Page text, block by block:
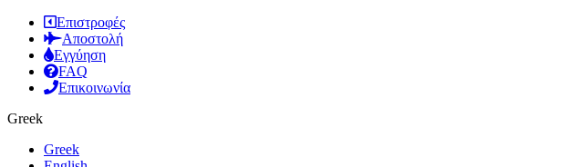
Επιστροφές
Αποστολή
Εγγύηση
FAQ
Επικοινωνία
Greek
Greek